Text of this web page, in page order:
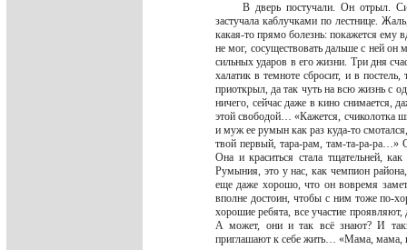
В дверь постучали. Он отрыл.
застучала каблучками по лестнице.
какая-то прямо болезнь: покажется ему
не мог, сосуществовать дальше с ней
сильных ударов в его жизни. Три дня
халатик в темноте сбросит, и в
приоткрыл, да так чуть на всю жизнь с
ничего, сейчас даже в кино снимается,
этой свободой… «Кажется, счиколотка
и муж ее румын как раз куда-то
твой первый, тара-рам, там-та-ра-ра…»
Она и краситься стала тщательней,
Румыния, это у нас, как чемпион
еще даже хорошо, что он вовремя
вполне достоин, чтобы с ним тоже по-
хорошие ребята, все участие
А может, они и так всё знают? И
приглашают к себе жить… «Мама, мама,